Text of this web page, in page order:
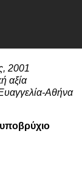
2001
αξία
Αθήνα